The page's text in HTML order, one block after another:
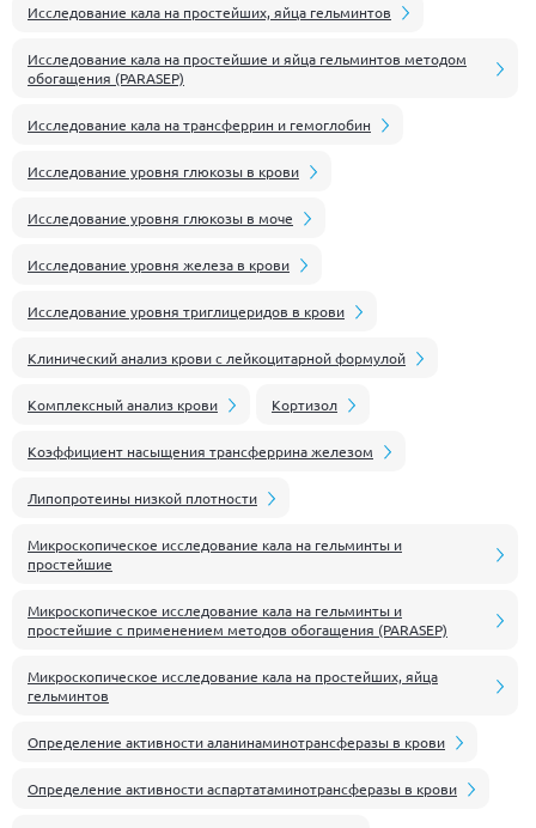
Иcследование кала на простейших, яйца гельминтов
Исследование кала на простейшие и яйца гельминтов методом
обогащения (PARASEP)
Исследование кала на трансферрин и гемоглобин
Исследование уровня глюкозы в крови
Исследование уровня глюкозы в моче
Исследование уровня железа в крови
Исследование уровня триглицеридов в крови
Клинический анализ крови с лейкоцитарной формулой
Комплексный анализ крови Кортизол
Коэффициент насыщения трансферрина железом
Липопротеины низкой плотности
Микроскопическое исследование кала на гельминты и
простейшие
Микроскопическое исследование кала на гельминты и
простейшие с применением методов обогащения (PARASEP)
Микроскопическое исследование кала на простейших, яйца
гельминтов
Определение активности аланинаминотрансферазы в крови
Определение активности аспартатаминотрансферазы в крови